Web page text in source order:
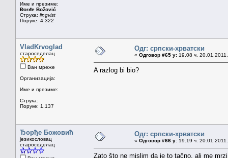
Име и презиме:
Đorđe Božović
Струка: lingvist
Поруке: 4.322
VladKrvoglad
староседелац
Ван мреже
Организација:
Име и презиме:
Струка:
Поруке: 1.137
Одг: српски-хрватски
« Одговор #65 у: 19.08 ч.
A razlog bi bio?
Ђорђе Божовић
језикословац
староседелац
Одг: српски-хрватски
« Одговор #66 у: 19.19 ч.
Zato što ne mislim da je to tačno, ali me